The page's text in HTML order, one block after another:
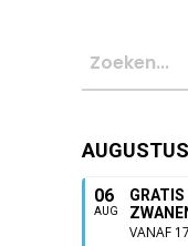
06
AUG
VANAF